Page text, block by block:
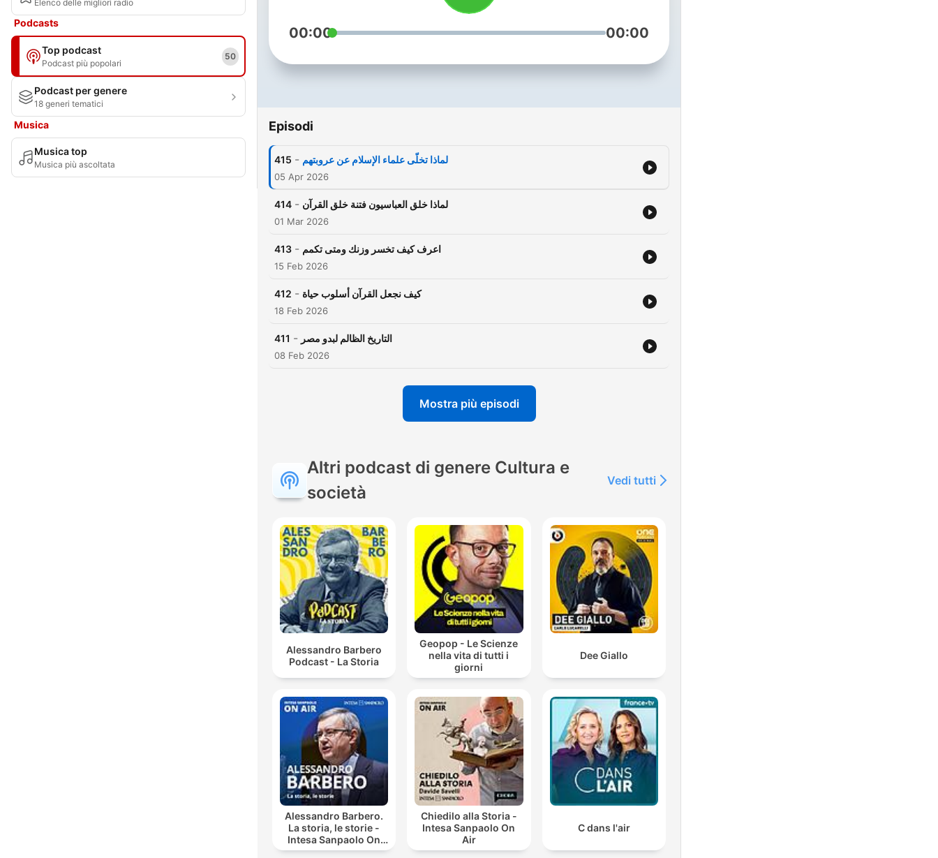
Elenco delle migliori radio
Podcasts
Top podcast
Podcast più popolari
50
Podcast per genere
18 generi tematici
Musica
Musica top
Musica più ascoltata
00:00 00:00
Episodi
415 - لماذا تخلّى علماء الإسلام عن عروبتهم
05 Apr 2026
414 - لماذا خلق العباسيون فتنة خلق القرآن
01 Mar 2026
413 - اعرف كيف تخسر وزنك ومتى تكمم
15 Feb 2026
412 - كيف نجعل القرآن أسلوب حياة
18 Feb 2026
411 - التاريخ الظالم لبدو مصر
08 Feb 2026
Mostra più episodi
Altri podcast di genere Cultura e
società
Vedi tutti
Alessandro Barbero
Podcast - La Storia
Geopop - Le Scienze
nella vita di tutti i
giorni
Dee Giallo
Alessandro Barbero.
La storia, le storie -
Intesa Sanpaolo On
Air
Chiedilo alla Storia -
Intesa Sanpaolo On
Air
C dans l'air